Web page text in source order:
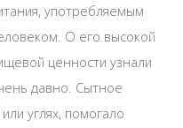
употребляемым
О его высокой
ценности узнали
давно. Сытное
углях, помогало